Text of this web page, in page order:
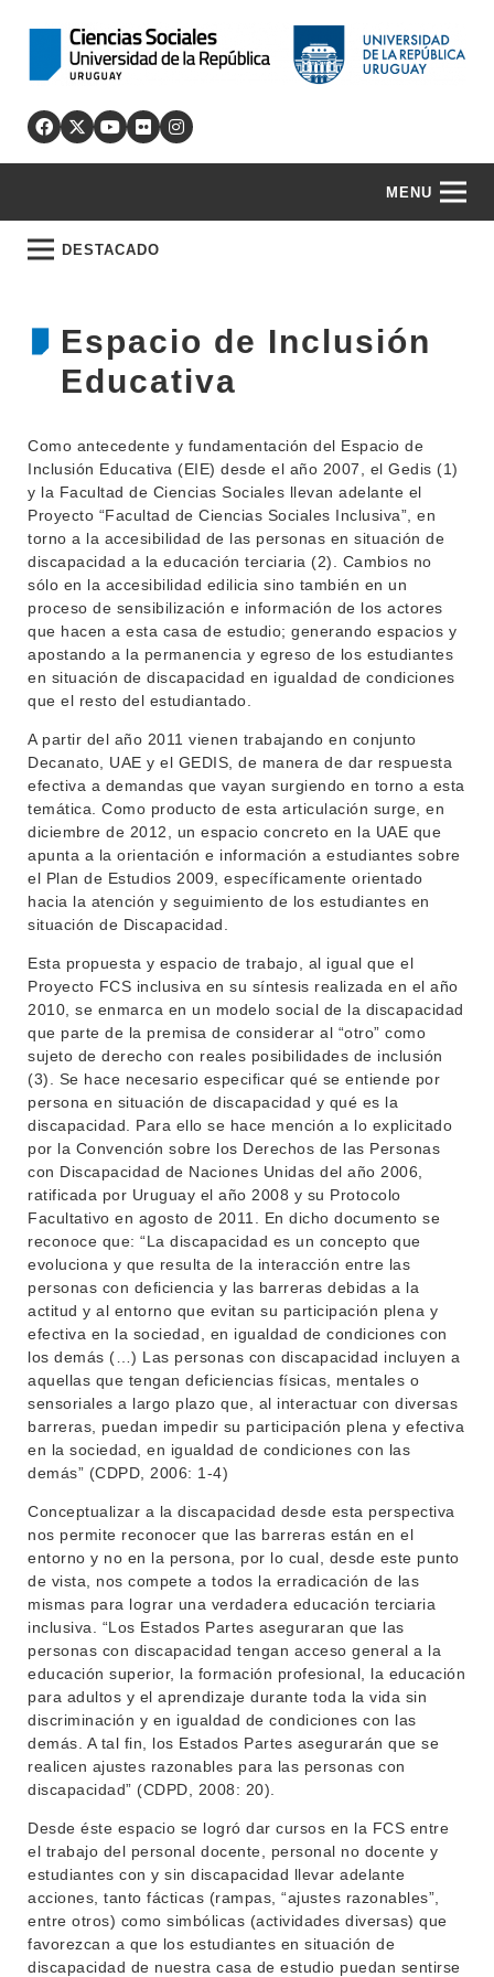
MENU
DESTACADO
Espacio de Inclusión
Educativa
Como antecedente y fundamentación del Espacio de
Inclusión Educativa (EIE) desde el año 2007, el Gedis (1)
y la Facultad de Ciencias Sociales llevan adelante el
Proyecto “Facultad de Ciencias Sociales Inclusiva”, en
torno a la accesibilidad de las personas en situación de
discapacidad a la educación terciaria (2). Cambios no
sólo en la accesibilidad edilicia sino también en un
proceso de sensibilización e información de los actores
que hacen a esta casa de estudio; generando espacios y
apostando a la permanencia y egreso de los estudiantes
en situación de discapacidad en igualdad de condiciones
que el resto del estudiantado.
A partir del año 2011 vienen trabajando en conjunto
Decanato, UAE y el GEDIS, de manera de dar respuesta
efectiva a demandas que vayan surgiendo en torno a esta
temática. Como producto de esta articulación surge, en
diciembre de 2012, un espacio concreto en la UAE que
apunta a la orientación e información a estudiantes sobre
el Plan de Estudios 2009, específicamente orientado
hacia la atención y seguimiento de los estudiantes en
situación de Discapacidad.
Esta propuesta y espacio de trabajo, al igual que el
Proyecto FCS inclusiva en su síntesis realizada en el año
2010, se enmarca en un modelo social de la discapacidad
que parte de la premisa de considerar al “otro” como
sujeto de derecho con reales posibilidades de inclusión
(3). Se hace necesario especificar qué se entiende por
persona en situación de discapacidad y qué es la
discapacidad. Para ello se hace mención a lo explicitado
por la Convención sobre los Derechos de las Personas
con Discapacidad de Naciones Unidas del año 2006,
ratificada por Uruguay el año 2008 y su Protocolo
Facultativo en agosto de 2011. En dicho documento se
reconoce que: “La discapacidad es un concepto que
evoluciona y que resulta de la interacción entre las
personas con deficiencia y las barreras debidas a la
actitud y al entorno que evitan su participación plena y
efectiva en la sociedad, en igualdad de condiciones con
los demás (…) Las personas con discapacidad incluyen a
aquellas que tengan deficiencias físicas, mentales o
sensoriales a largo plazo que, al interactuar con diversas
barreras, puedan impedir su participación plena y efectiva
en la sociedad, en igualdad de condiciones con las
demás” (CDPD, 2006: 1-4)
Conceptualizar a la discapacidad desde esta perspectiva
nos permite reconocer que las barreras están en el
entorno y no en la persona, por lo cual, desde este punto
de vista, nos compete a todos la erradicación de las
mismas para lograr una verdadera educación terciaria
inclusiva. “Los Estados Partes aseguraran que las
personas con discapacidad tengan acceso general a la
educación superior, la formación profesional, la educación
para adultos y el aprendizaje durante toda la vida sin
discriminación y en igualdad de condiciones con las
demás. A tal fin, los Estados Partes asegurarán que se
realicen ajustes razonables para las personas con
discapacidad” (CDPD, 2008: 20).
Desde éste espacio se logró dar cursos en la FCS entre
el trabajo del personal docente, personal no docente y
estudiantes con y sin discapacidad llevar adelante
acciones, tanto fácticas (rampas, “ajustes razonables”,
entre otros) como simbólicas (actividades diversas) que
favorezcan a que los estudiantes en situación de
discapacidad de nuestra casa de estudio puedan sentirse